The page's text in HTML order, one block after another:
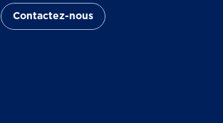
Contactez-nous